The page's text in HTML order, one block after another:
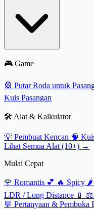
🎮 Game
🎡 Putar Roda untuk
Kuis Pasangan
🛠️ Alat & Kalkulator
💡 Pembuat Kencan 🧠
Lihat Semua Alat (10+) →
Mulai Cepat
🌹 Romantis 💕 🔥 Spicy 🌶️
LDR / Long Distance 📱
⚖️
💬 Pertanyaan & Pembuka